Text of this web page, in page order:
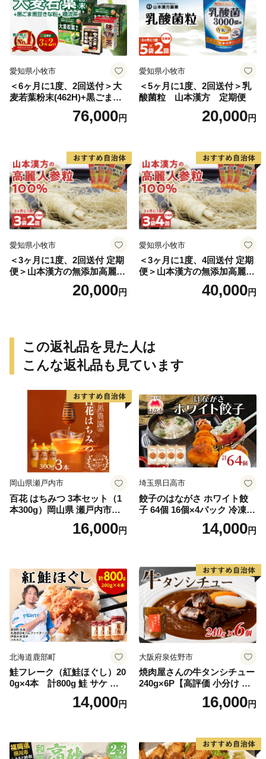
愛知県小牧市
＜6ヶ月に1度、2回送付＞大
麦若葉粉末(462H)+黒ごま黒
豆きな粉+ 糖流茶 山本漢
76,000円
愛知県小牧市
＜5ヶ月に1度、2回送付＞乳
酸菌粒 山本漢方 定期便
20,000円
愛知県小牧市
＜3ヶ月に1度、2回送付 定期
便＞山本漢方の無添加高麗人
20,000円
愛知県小牧市
＜3ヶ月に1度、4回送付 定期
便＞山本漢方の無添加高麗人
40,000円
この返礼品を見た人は
こんな返礼品も見ています
岡山県瀬戸内市
百花 はちみつ 3本セット（1
本300g）岡山県 瀬戸内市産
石黒農園 ヨーグルト パン 砂
糖の代わり 香り高い いい香
16,000円
埼玉県日高市
餃子のはながさ ホワイト餃
子 64個 16個×4パック 冷凍
中華 点心 B級グルメ ご当地
野菜 おつまみ おかず 簡単調
ー ギフト お取り寄せ 日高市
14,000円
北海道鹿部町
鮭フレーク（紅鮭ほぐし）20
0g×4本 計800g 鮭 サケ 鮭
ほぐし サケフレーク シャケ
フレーク 鮭フレーク14,000円
大阪府泉佐野市
焼肉屋さんの牛タンシチュー
240g×6P【高評価 小分け 惣
菜 牛たん 一人暮らし 冷凍】
16,000円